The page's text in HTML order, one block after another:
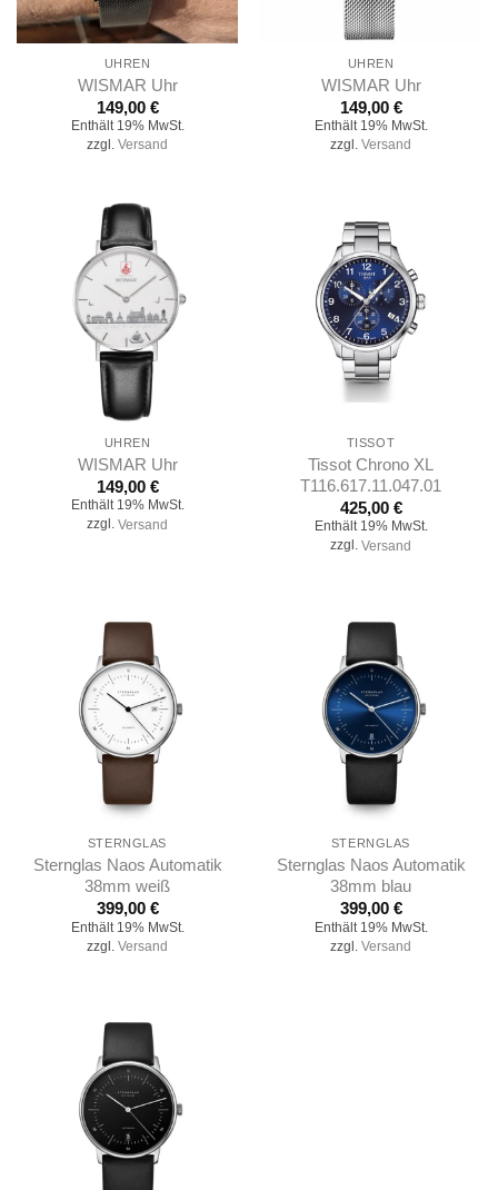
UHREN
WISMAR Uhr
149,00 €
Enthält 19% MwSt.
zzgl. Versand
UHREN
WISMAR Uhr
149,00 €
Enthält 19% MwSt.
zzgl. Versand
UHREN
WISMAR Uhr
149,00 €
Enthält 19% MwSt.
zzgl. Versand
TISSOT
Tissot Chrono XL
T116.617.11.047.01
425,00 €
Enthält 19% MwSt.
zzgl. Versand
STERNGLAS
Sternglas Naos Automatik
38mm weiß
399,00 €
Enthält 19% MwSt.
zzgl. Versand
STERNGLAS
Sternglas Naos Automatik
38mm blau
399,00 €
Enthält 19% MwSt.
zzgl. Versand